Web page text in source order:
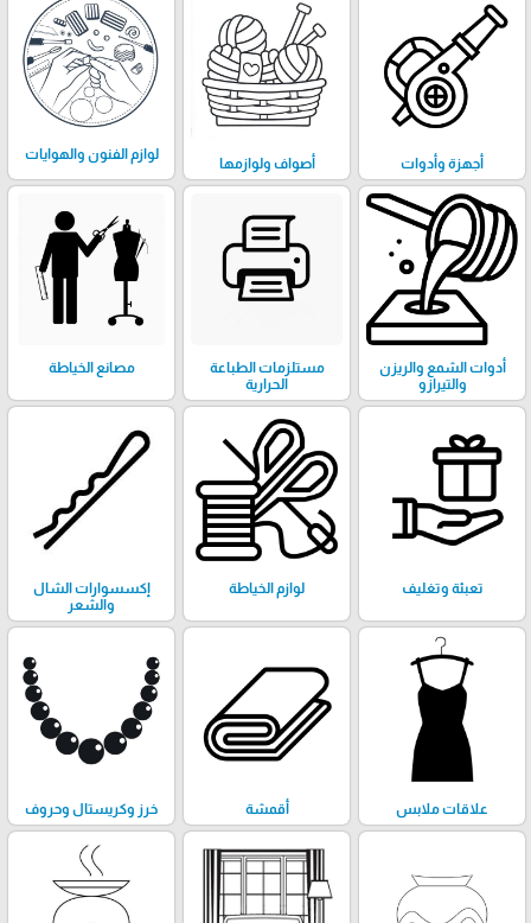
أجهزة وأدوات أصواف ولوازمها
لوازم الفنون والهوايات
أدوات الشمع والريزن
والتيرازو
مستلزمات الطباعة
الحرارية
مصانع الخياطة
تعبئة وتغليف لوازم الخياطة
إكسسوارات الشال
والشعر
علاقات ملابس أقمشة خرز وكريستال وحروف